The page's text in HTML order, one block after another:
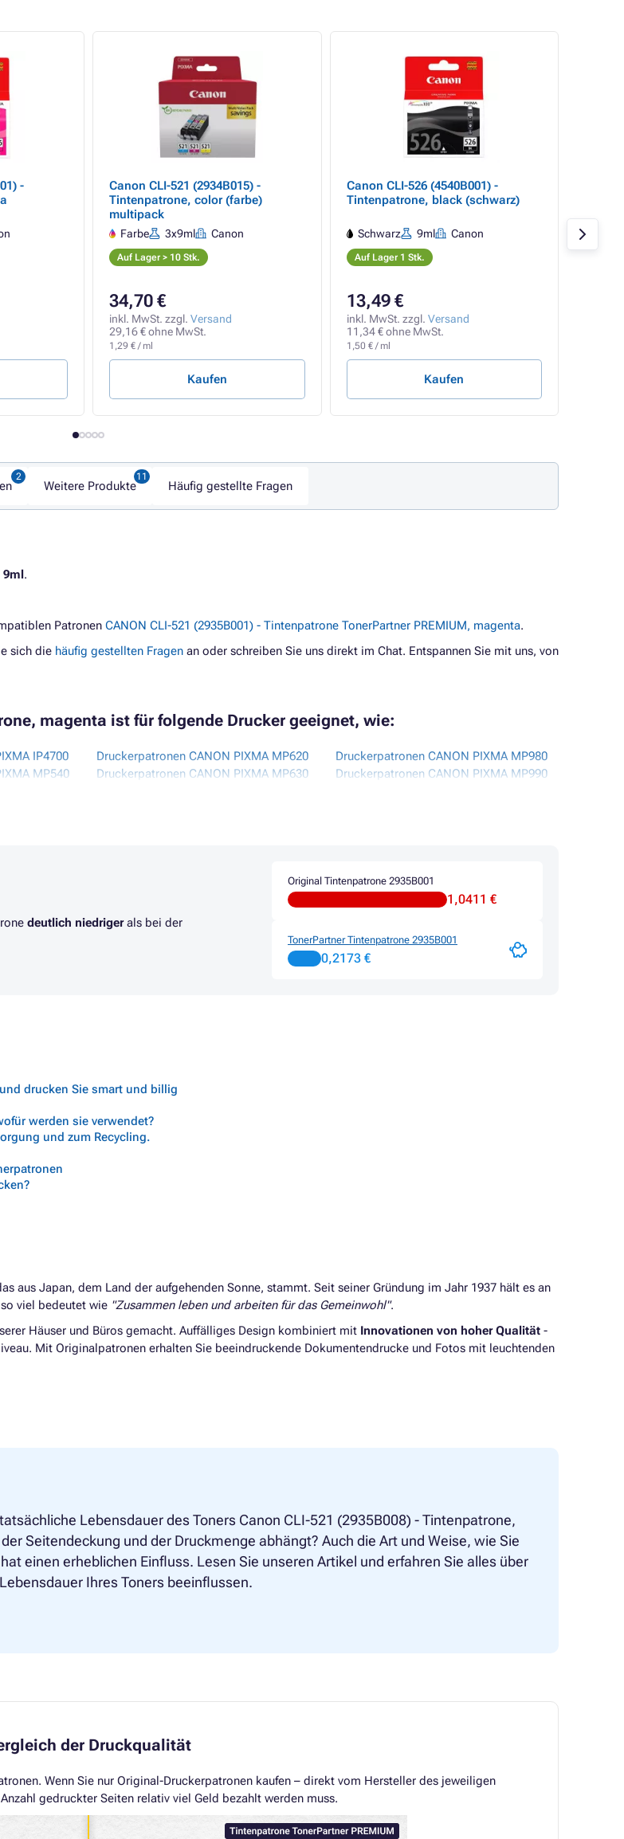
-
Canon CLI-521 (2934B015) -
Tintenpatrone, color (farbe)
multipack
Farbe 3x9ml Canon
Auf Lager > 10 Stk.
34,70 €
inkl. MwSt. zzgl. Versand
29,16 € ohne MwSt.
1,29 € / ml
Kaufen
Canon CLI-526 (4540B001) -
Tintenpatrone, black (schwarz)
Schwarz 9ml Canon
Auf Lager 1 Stk.
13,49 €
inkl. MwSt. zzgl. Versand
11,34 € ohne MwSt.
1,50 € / ml
Kaufen
Weitere Produkte Häufig gestellte Fragen
9ml.
Patronen CANON CLI-521 (2935B001) - Tintenpatrone TonerPartner PREMIUM, magenta.
sich die häufig gestellten Fragen an oder schreiben Sie uns direkt im Chat. Entspannen Sie mit uns, von
magenta ist für folgende Drucker geeignet, wie:
IP4700
MP540
Druckerpatronen CANON PIXMA MP620
Druckerpatronen CANON PIXMA MP630
Druckerpatronen CANON PIXMA MP980
Druckerpatronen CANON PIXMA MP990
deutlich niedrigerals bei der
Original Tintenpatrone 2935B001
1,0411 €
TonerPartner Tintenpatrone 2935B001
0,2173 €
drucken Sie smart und billig
werden sie verwendet?
und zum Recycling.
aus Japan, dem Land der aufgehenden Sonne, stammt. Seit seiner Gründung im Jahr 1937 hält es an
viel bedeutet wie "Zusammen leben und arbeiten für das Gemeinwohl".
Häuser und Büros gemacht. Auffälliges Design kombiniert mit Innovationen von hoher Qualität -
Mit Originalpatronen erhalten Sie beeindruckende Dokumentendrucke und Fotos mit leuchtenden
Lebensdauer des Toners Canon CLI-521 (2935B008) - Tintenpatrone,
Seitendeckung und der Druckmenge abhängt? Auch die Art und Weise, wie Sie
einen erheblichen Einfluss. Lesen Sie unseren Artikel und erfahren Sie alles über
Ihres Toners beeinflussen.
der Druckqualität
Wenn Sie nur Original-Druckerpatronen kaufen – direkt vom Hersteller des jeweiligen
gedruckter Seiten relativ viel Geld bezahlt werden muss.